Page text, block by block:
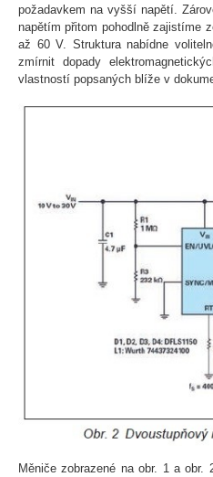
požadavkem na vyšší napětí.
napětím přitom pohodlně zajistíme
až 60 V. Struktura nabídne
zmírnit dopady
vlastností popsaných blíže v
Měniče zobrazené na obr. 1 a